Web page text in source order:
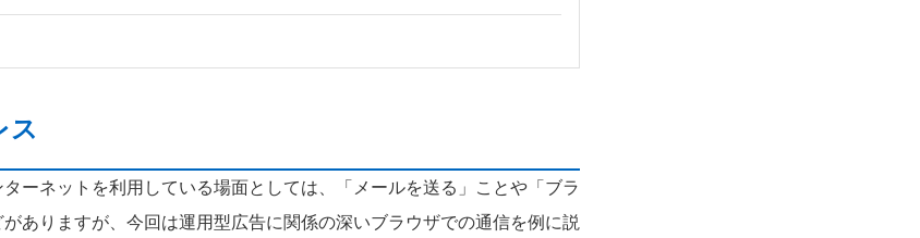
ス
ーネットを利用している場面としては、「メールを送る」ことや「ブラ
ありますが、今回は運用型広告に関係の深いブラウザでの通信を例に説